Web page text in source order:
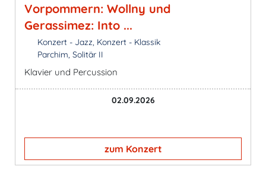
Vorpommern: Wollny und
Gerassimez: Into ...
Konzert - Jazz, Konzert - Klassik
Parchim, Solitär II
Klavier und Percussion
02.09.2026
zum Konzert